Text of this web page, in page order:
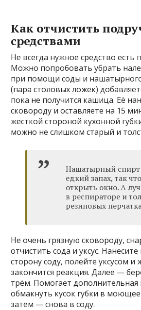
Как отчистить
средствами
Не всегда нужное средство есть
Можно попробовать убрать
при помощи соды и
(пара столовых ложек)
пока не получится кашица. Её
сковороду и оставляете на 15
жесткой стороной кухонной
можно не слишком старый и
Нашатырный спирт
едкий запах, так
открыть окно. А
в респираторе и
резиновых
Не очень грязную сковороду,
отчистить сода и уксус.
сторону соду, полейте уксусом и
закончится реакция. Далее —
трём. Помогает
обмакнуть кусок губки в
затем — снова в соду.